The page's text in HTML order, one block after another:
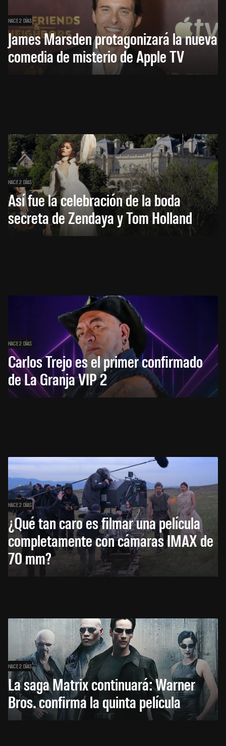
HACE 2 DÍAS
James Marsden protagonizará la nueva
comedia de misterio de Apple TV
HACE 2 DÍAS
Así fue la celebración de la boda
secreta de Zendaya y Tom Holland
HACE 2 DÍAS
Carlos Trejo es el primer confirmado
de La Granja VIP 2
HACE 2 DÍAS
¿Qué tan caro es filmar una película
completamente con cámaras IMAX de
70 mm?
HACE 2 DÍAS
La saga Matrix continuará: Warner
Bros. confirma la quinta película